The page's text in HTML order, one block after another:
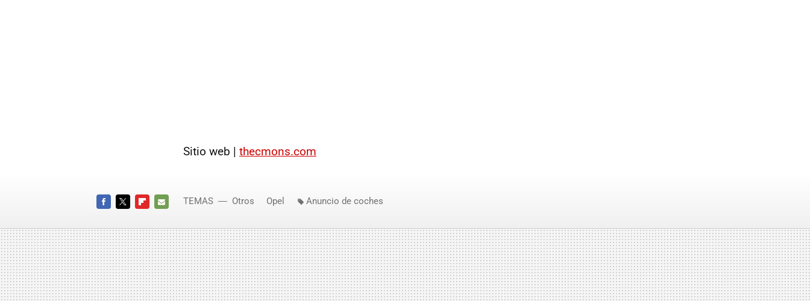
Sitio web | thecmons.com
MAIL
TEMAS Otros Opel Anuncio de coches